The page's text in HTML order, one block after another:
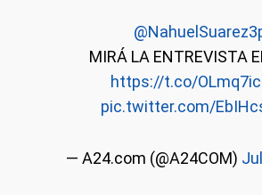
MIRÁ LA ENTREVISTA
https://t.co/
pic.twitter.com/
— A24.com (@A24COM)